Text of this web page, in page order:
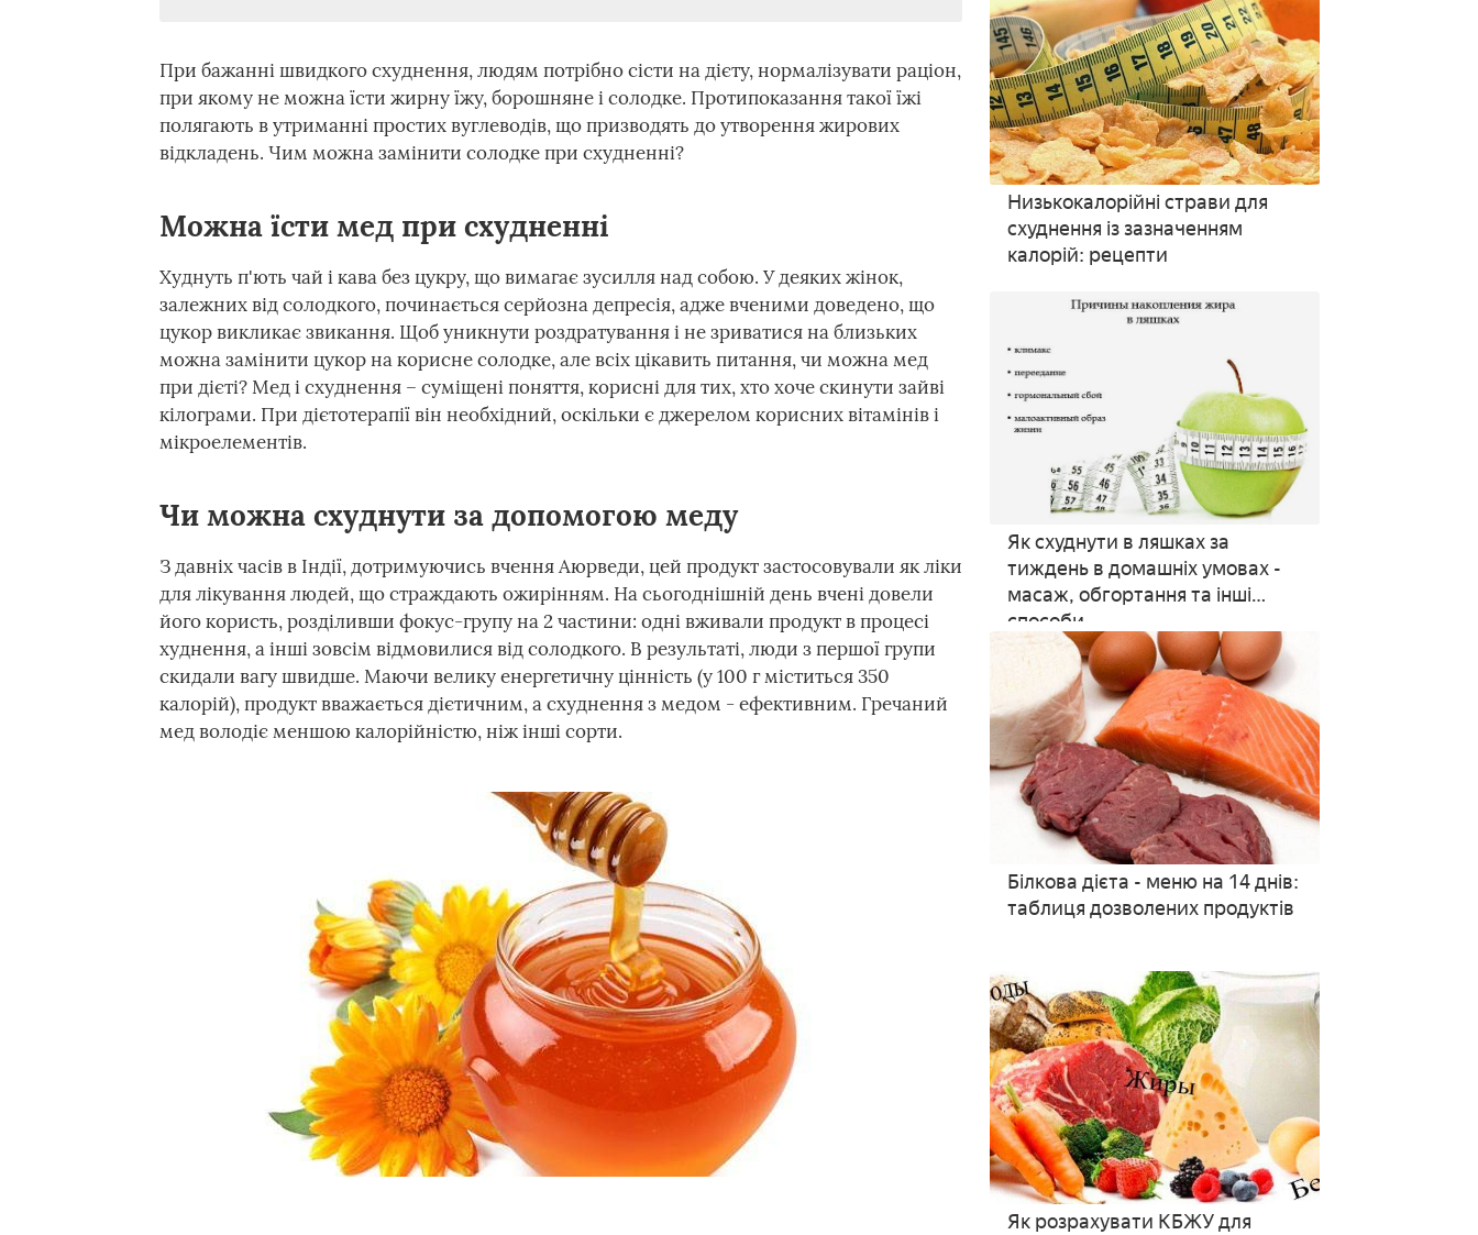
При бажанні швидкого схуднення, людям потрібно сісти на дієту, нормалізувати раціон,
при якому не можна їсти жирну їжу, борошняне і солодке. Протипоказання такої їжі
полягають в утриманні простих вуглеводів, що призводять до утворення жирових
відкладень. Чим можна замінити солодке при схудненні?
Можна їсти мед при схудненні
Худнуть п'ють чай і кава без цукру, що вимагає зусилля над собою. У деяких жінок,
залежних від солодкого, починається серйозна депресія, адже вченими доведено, що
цукор викликає звикання. Щоб уникнути роздратування і не зриватися на близьких
можна замінити цукор на корисне солодке, але всіх цікавить питання, чи можна мед
при дієті? Мед і схуднення – суміщені поняття, корисні для тих, хто хоче скинути зайві
кілограми. При дієтотерапії він необхідний, оскільки є джерелом корисних вітамінів і
мікроелементів.
Чи можна схуднути за допомогою меду
З давніх часів в Індії, дотримуючись вчення Аюрведи, цей продукт застосовували як ліки
для лікування людей, що страждають ожирінням. На сьогоднішній день вчені довели
його користь, розділивши фокус-групу на 2 частини: одні вживали продукт в процесі
худнення, а інші зовсім відмовилися від солодкого. В результаті, люди з першої групи
скидали вагу швидше. Маючи велику енергетичну цінність (у 100 г міститься 350
калорій), продукт вважається дієтичним, а схуднення з медом - ефективним. Гречаний
мед володіє меншою калорійністю, ніж інші сорти.
Низькокалорійні страви для
схуднення із зазначенням
калорій: рецепти
Як схуднути в ляшках за
тиждень в домашніх умовах -
масаж, обгортання та інші
способи
Білкова дієта - меню на 14 днів:
таблиця дозволених продуктів
Як розрахувати КБЖУ для